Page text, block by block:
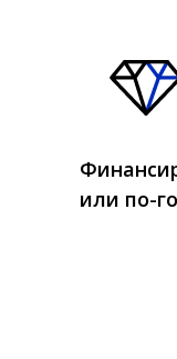
или по-